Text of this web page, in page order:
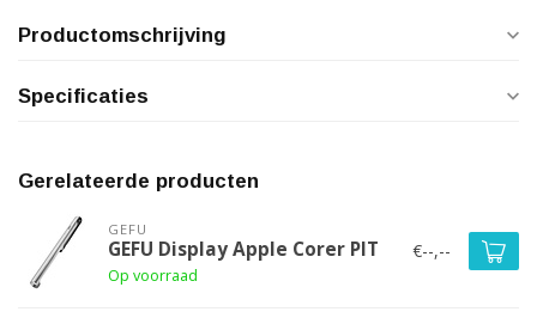
Productomschrijving
Specificaties
Gerelateerde producten
GEFU
GEFU Display Apple Corer PIT
Op voorraad
€--,--